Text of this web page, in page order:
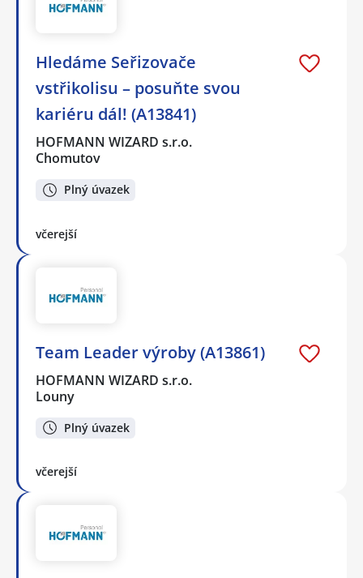
Hledáme Seřizovače
vstřikolisu – posuňte svou
kariéru dál! (A13841)
HOFMANN WIZARD s.r.o.
Chomutov
Plný úvazek
včerejší
Team Leader výroby (A13861)
HOFMANN WIZARD s.r.o.
Louny
Plný úvazek
včerejší